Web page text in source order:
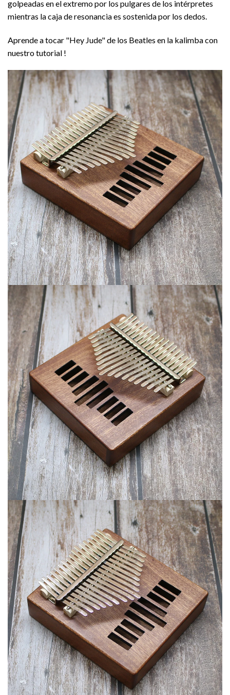
golpeadas en el extremo por los pulgares de los intérpretes
mientras la caja de resonancia es sostenida por los dedos.
Aprende a tocar "Hey Jude" de los Beatles en la kalimba con
nuestrotutorial !